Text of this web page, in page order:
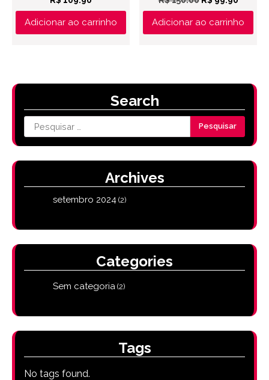
Adicionar ao carrinho
preço
original
era:
preço
atual
é:
Adicionar ao carrinho
Search
Pesquisar
por:
Archives
setembro 2024 (2)
Categories
Sem categoria (2)
Tags
No tags found.